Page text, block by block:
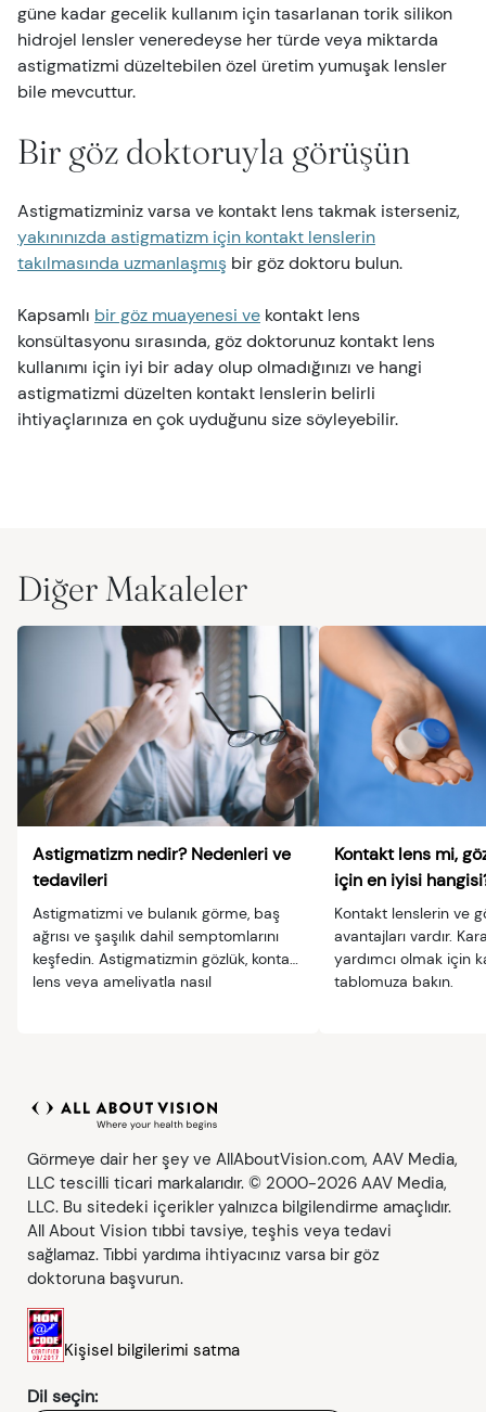
güne kadar gecelik kullanım için tasarlanan torik silikon
hidrojel lensler veneredeyse her türde veya miktarda
astigmatizmi düzeltebilen özel üretim yumuşak lensler
bile mevcuttur.
Bir göz doktoruyla görüşün
Astigmatizminiz varsa ve kontakt lens takmak isterseniz,
yakınınızda astigmatizm için kontakt lenslerin
takılmasında uzmanlaşmış bir göz doktoru bulun.
Kapsamlı bir göz muayenesi ve kontakt lens
konsültasyonu sırasında, göz doktorunuz kontakt lens
kullanımı için iyi bir aday olup olmadığınızı ve hangi
astigmatizmi düzelten kontakt lenslerin belirli
ihtiyaçlarınıza en çok uyduğunu size söyleyebilir.
Diğer Makaleler
Astigmatizm nedir? Nedenleri ve
tedavileri
Astigmatizmi ve bulanık görme, baş
ağrısı ve şaşılık dahil semptomlarını
keşfedin. Astigmatizmin gözlük, kontak
lens veya ameliyatla nasıl
Kontakt lens mi,
için en iyisi
Kontakt lenslerin ve
avantajları vardır.
yardımcı olmak için
tablomuza bakın.
Görmeye dair her şey ve AllAboutVision.com, AAV Media,
LLC tescilli ticari markalarıdır. © 2000-2026 AAV Media,
LLC. Bu sitedeki içerikler yalnızca bilgilendirme amaçlıdır.
All About Vision tıbbi tavsiye, teşhis veya tedavi
sağlamaz. Tıbbi yardıma ihtiyacınız varsa bir göz
doktoruna başvurun.
Kişisel bilgilerimi satma
Dil seçin: